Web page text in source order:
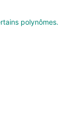
polynômes.